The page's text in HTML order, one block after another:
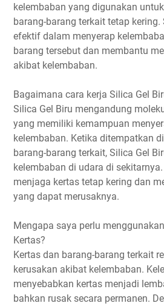
kelembaban yang digunakan
barang-barang terkait tetap
efektif dalam menyerap
barang tersebut dan membantu
akibat kelembaban.
Bagaimana cara kerja Silica Gel
Silica Gel Biru mengandung
yang memiliki kemampuan
kelembaban. Ketika ditempatkan
barang-barang terkait, Silica Gel
kelembaban di udara di
menjaga kertas tetap kering dan
yang dapat merusaknya.
Mengapa saya perlu
Kertas?
Kertas dan barang-barang terkait
kerusakan akibat kelembaban.
menyebabkan kertas menjadi
bahkan rusak secara permanen.